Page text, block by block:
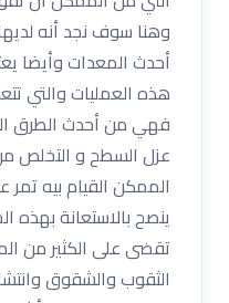
وهنا سوف نجد أنه
أحدث المعدات وأيضا
هذه العمليات والتي
فهي من أحدث الطرق
عزل السطح و التخلص
الممكن القيام بيه
ينصح بالاستعانة
تقضى على الكثير من
الثقوب والشقوق